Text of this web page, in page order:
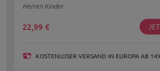
Herren Kinder
22,99 €
KOSTENLOSER VERSAND IN EUROPA AB